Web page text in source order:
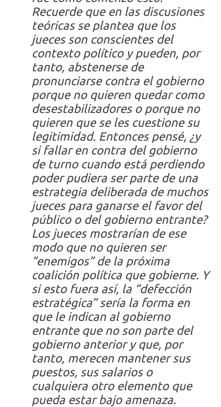
Recuerde que en las discusiones
teóricas se plantea que los
jueces son conscientes del
contexto político y pueden, por
tanto, abstenerse de
pronunciarse contra el gobierno
porque no quieren quedar como
desestabilizadores o porque no
quieren que se les cuestione su
legitimidad. Entonces pensé, ¿y
si fallar en contra del gobierno
de turno cuando está perdiendo
poder pudiera ser parte de una
estrategia deliberada de muchos
jueces para ganarse el favor del
público o del gobierno entrante?
Los jueces mostrarían de ese
modo que no quieren ser
“enemigos” de la próxima
coalición política que gobierne. Y
si esto fuera así, la “defección
estratégica” sería la forma en
que le indican al gobierno
entrante que no son parte del
gobierno anterior y que, por
tanto, merecen mantener sus
puestos, sus salarios o
cualquiera otro elemento que
pueda estar bajo amenaza.